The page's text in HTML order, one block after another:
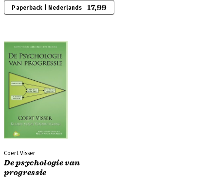
Paperback | Nederlands 17,99
Coert Visser
De psychologie van
progressie